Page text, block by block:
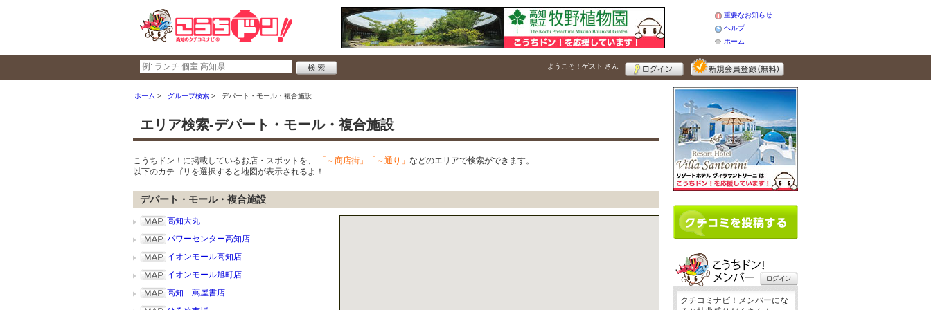
重要なお知らせ
ヘルプ
ホーム
ようこそ！ ゲスト さん
ホーム グループ検索 デパート・モール・複合施設
エリア検索-デパート・モール・複合施設
こうちドン！に掲載しているお店・スポットを、 「～商店街」「～通り」 などのエリアで検索ができます。
以下のカテゴリを選択すると地図が表示されるよ！
デパート・モール・複合施設
高知大丸
パワーセンター高知店
イオンモール高知店
イオンモール旭町店
高知 蔦屋書店
クチコミナビ！メンバーにな